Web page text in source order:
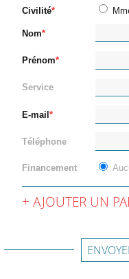
Civilité
Nom
Prénom
Service
E-mail
Téléphone
Financement
AJOUTER UN